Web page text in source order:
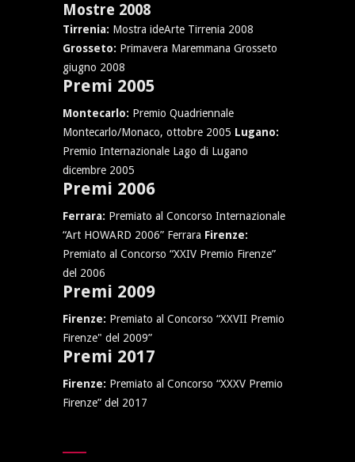
Mostre 2008
Tirrenia: Mostra ideArte Tirrenia 2008
Grosseto: Primavera Maremmana Grosseto
giugno 2008
Premi 2005
Montecarlo: Premio Quadriennale
Montecarlo/Monaco, ottobre 2005 Lugano:
Premio Internazionale Lago di Lugano
dicembre 2005
Premi 2006
Ferrara: Premiato al Concorso Internazionale
“Art HOWARD 2006” Ferrara Firenze:
Premiato al Concorso “XXIV Premio Firenze”
del 2006
Premi 2009
Firenze: Premiato al Concorso “XXVII Premio
Firenze" del 2009”
Premi 2017
Firenze: Premiato al Concorso “XXXV Premio
Firenze” del 2017